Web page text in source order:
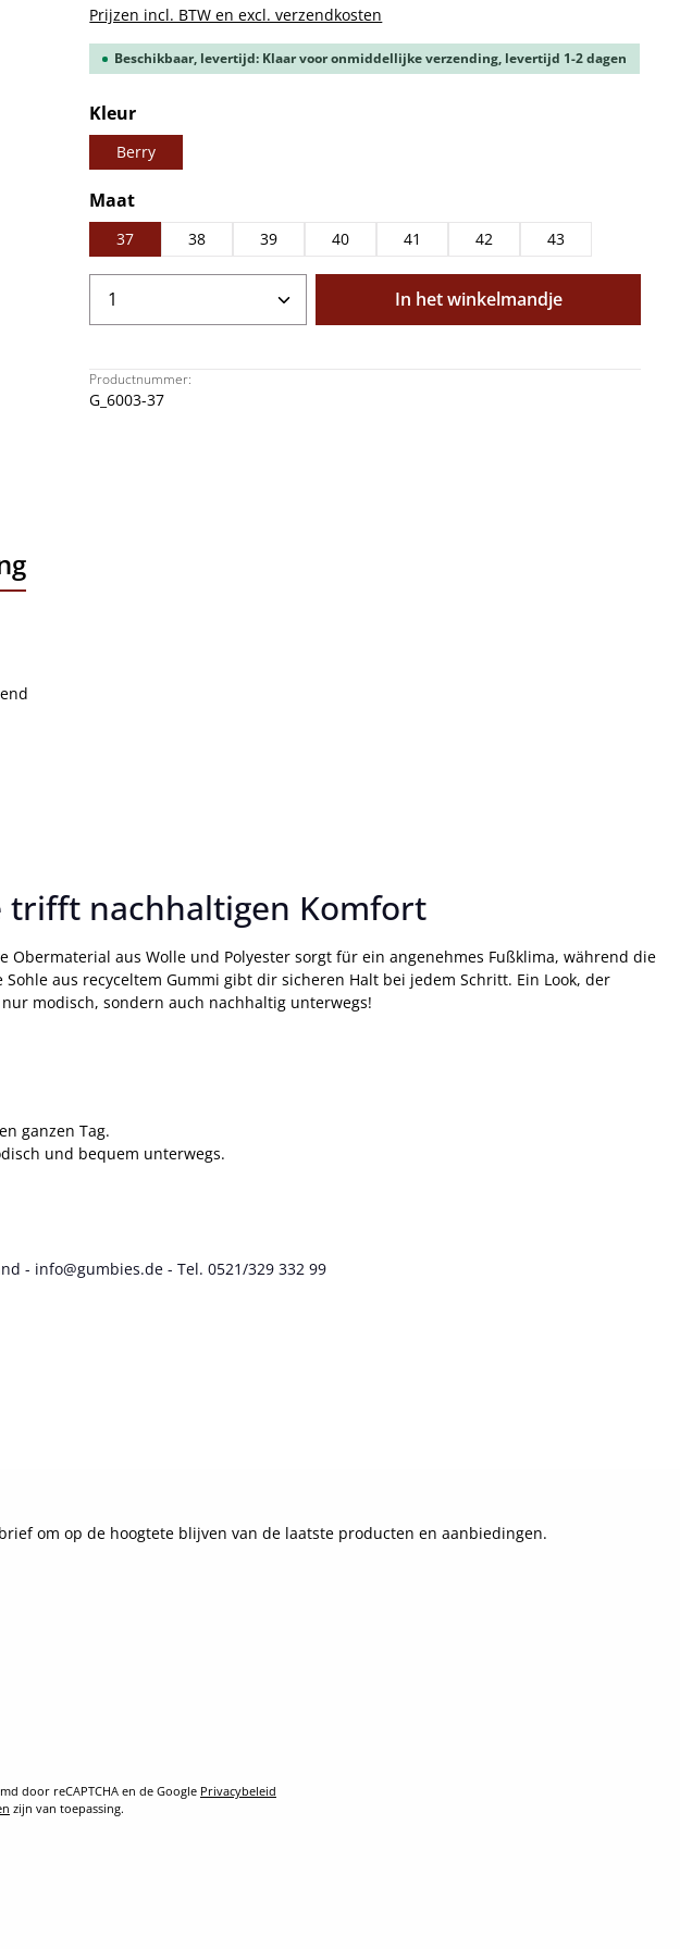
Prijzen incl. BTW en excl. verzendkosten
Beschikbaar, levertijd: Klaar voor onmiddellijke verzending, levertijd 1-2 dagen
Selecteer
Kleur
Berry
Selecteer
Maat
37 38 39 40 41 42 43
Producthoeveelheid: Voer de gewenste
In het winkelmandje
Productnummer:
G_6003-37
trifft nachhaltigen Komfort
aus Wolle und Polyester sorgt für ein angenehmes Fußklima, während die
aus recyceltem Gummi gibt dir sicheren Halt bei jedem Schritt. Ein Look, der
modisch, sondern auch nachhaltig unterwegs!
ganzen Tag.
und bequem unterwegs.
- info@gumbies.de - Tel. 0521/329 332 99
om op de hoogtete blijven van de laatste producten en aanbiedingen.
door reCAPTCHA en de Google Privacybeleid
zijn van toepassing.